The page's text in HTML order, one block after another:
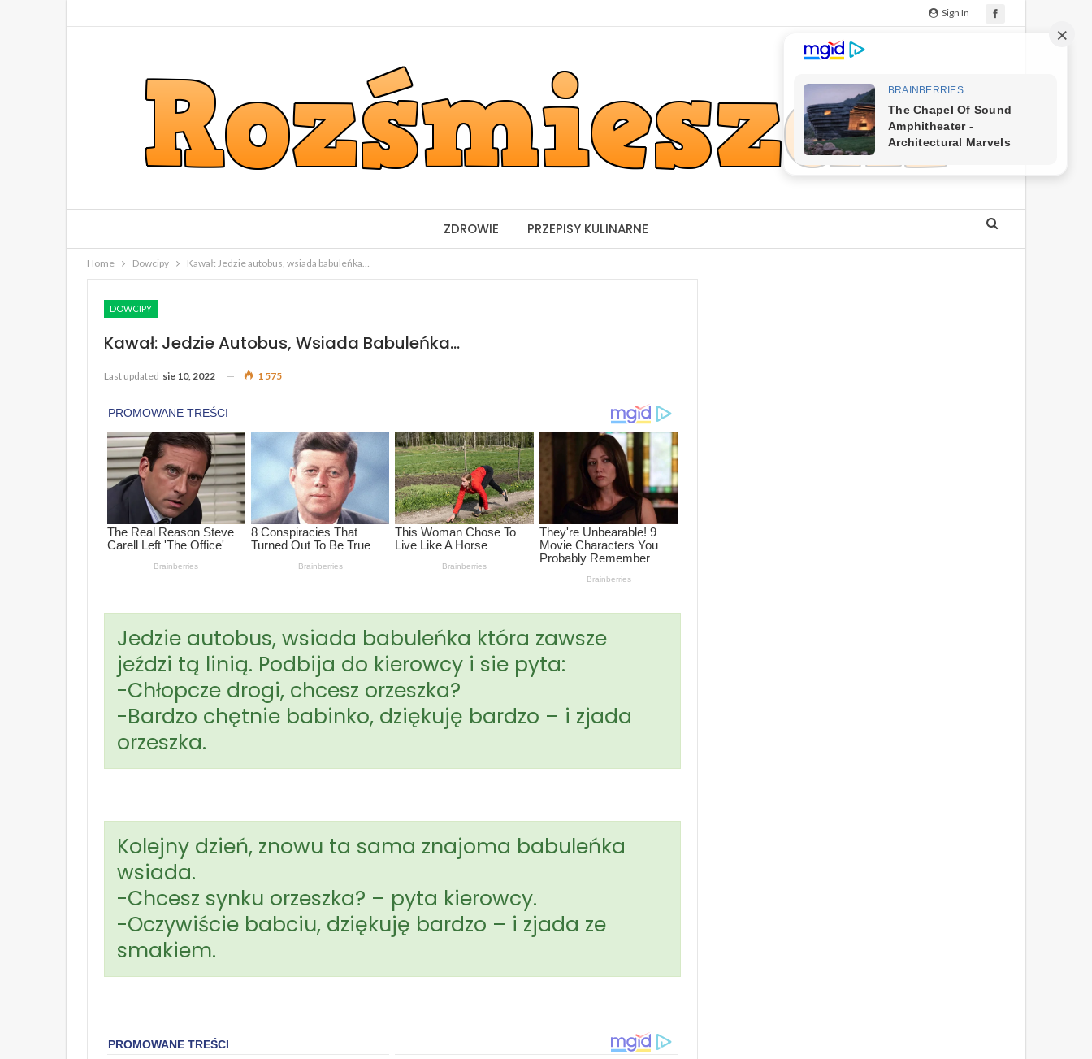
Sign In
ZDROWIE PRZEPISY KULINARNE
Home Dowcipy Kawał: Jedzie autobus, wsiada babuleńka…
DOWCIPY
Kawał: Jedzie Autobus, Wsiada Babuleńka…
Last updated sie 10, 2022 1 575
Jedzie autobus, wsiada babuleńka która zawsze
jeździ tą linią. Podbija do kierowcy i sie pyta:
-Chłopcze drogi, chcesz orzeszka?
-Bardzo chętnie babinko, dziękuję bardzo – i zjada
orzeszka.
Kolejny dzień, znowu ta sama znajoma babuleńka
wsiada.
-Chcesz synku orzeszka? – pyta kierowcy.
-Oczywiście babciu, dziękuję bardzo – i zjada ze
smakiem.